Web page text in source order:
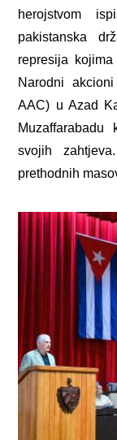
herojstvom
pakistanska
represija
Narodni
AAC) u Azad
svojih
prethodnih